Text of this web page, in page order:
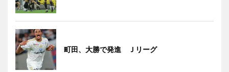
町田、大勝で発進 Ｊリーグ